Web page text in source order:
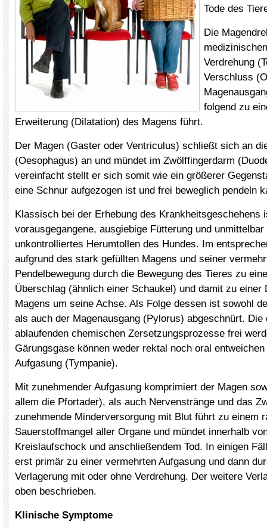
Tode des
Die
Verdrehung
Verschluss
folgend zu
Erweiterung (Dilatation) des Magens führt.
Der Magen (Gaster oder Ventriculus) schließt sich an
(Oesophagus) an und mündet im Zwölffingerdarm
vereinfacht stellt er sich somit wie ein größerer
eine Schnur aufgezogen ist und frei beweglich pendeln
Klassisch bei der Erhebung des Krankheitsgeschehens
vorausgegangene, ausgiebige Fütterung und
unkontrolliertes Herumtollen des Hundes. Im
aufgrund des stark gefüllten Magens und seiner
Pendelbewegung durch die Bewegung des Tieres zu
Überschlag (ähnlich einer Schaukel) und damit zu einer
Magens um seine Achse. Als Folge dessen ist sowohl
als auch der Magenausgang (Pylorus) abgeschnürt. Die
ablaufenden chemischen Zersetzungsprozesse frei
Gärungsgase können weder rektal noch oral
Aufgasung (Tympanie).
Mit zunehmender Aufgasung komprimiert der Magen
allem die Pfortader), als auch Nervenstränge und das
zunehmende Minderversorgung mit Blut führt zu einem
Sauerstoffmangel aller Organe und mündet innerhalb
Kreislaufschock und anschließendem Tod. In einigen
erst primär zu einer vermehrten Aufgasung und dann
Verlagerung mit oder ohne Verdrehung. Der weitere
oben beschrieben.
Klinische Symptome